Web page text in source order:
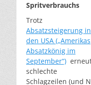
Spritverbrauchs
Trotz
Absatzsteigerung in
den USA („Amerikas
Absatzkönig im
September“)
schlechte
Schlagzeilen (und